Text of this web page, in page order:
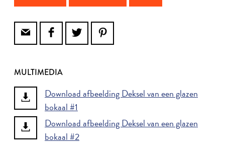
MULTIMEDIA
Download afbeelding Deksel van een glazen
bokaal #1
Download afbeelding Deksel van een glazen
bokaal #2